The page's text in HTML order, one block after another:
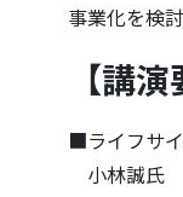
事業化を検
【講演
■ライフサ
小林誠氏